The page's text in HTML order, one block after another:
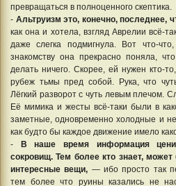
превращаться в полноценного скептика.
- Альтруизм это, конечно, последнее,
как она и хотела, взгляд Аврелии всё-
даже слегка подмигнула. Вот что-
знакомству она прекрасно поняла,
делать ничего. Скорее, ей нужен кто-
рубеж тьмы пред собой. Рука, что
Лёгкий разворот с чуть левым плечом.
Её мимика и жесты всё-таки были в
заметные, одновременно холодные и
как будто бы каждое движение имело
-
В наше время информация
сокровищ. Тем более кто знает,
интересные вещи, — ибо просто так
тем более что руины казались не